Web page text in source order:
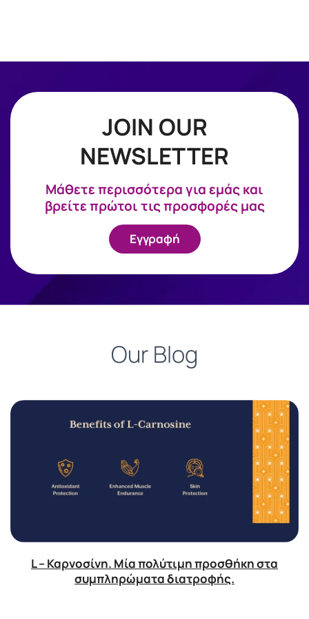
JOIN OUR
NEWSLETTER
Mάθετε περισσότερα για εμάς και
βρείτε πρώτοι τις προσφορές μας
Εγγραφή
Our Blog
L – Καρνοσίνη. Μία πολύτιμη προσθήκη στα
συμπληρώματα διατροφής.